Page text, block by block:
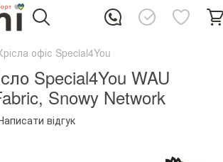
офіс Special4You
Special4You WAU
Snowy Network
відгук